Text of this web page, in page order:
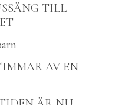
TILL
AV EN